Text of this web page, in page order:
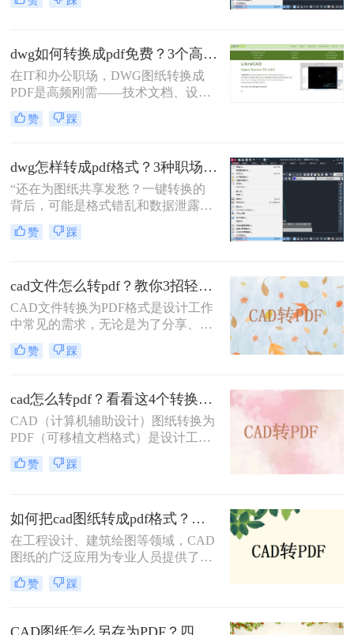
程师在交付文件时最怕听到的一句
防篡改的刚性需求。
dwg如何转换成pdf免费？3个高效精准方法，职场人亲测无坑！
在IT和办公职场，DWG图纸转换成
PDF是高频刚需——技术文档、设计
稿、项目报告常需PDF格式分享或打
印。但市面上多数工具转换不精准
（需装软件、调参数），甚至收费陷
阱频出。作为深耕办公软件测评7年
的小编，我亲测了20+方案，排除
WPS、命令行、迅捷等工具，只聚焦
真正免费、有效、安全的路径。今天
分享3个方法，助你告别“转换焦虑”，
赞 踩
dwg怎样转成pdf格式？3种职场人必备的高效方法，最后一招绝了！
“还在为图纸共享发愁？一键转换的
背后，可能是格式错乱和数据泄露的
双重陷阱。” 作为从业多年的办公软
件测评博主，我见过太多人因选错转
赞 踩
cad文件怎么转pdf？教你3招轻松解决！
CAD文件转换为PDF格式是设计工作
中常见的需求，无论是为了分享、存
档还是打印，PDF格式都能提供高质
量的输出。那么CAD文件怎么转PDF
为PDF的方法。
赞 踩
cad怎么转pdf？看看这4个转换方法！
CAD（计算机辅助设计）图纸转换为
PDF（可移植文档格式）是设计工作
中常见的需求。PDF格式不仅具有良
好的兼容性和可读性，还能有效保护
图纸转换为PDF的高效方法。
赞 踩
如何把cad图纸转成pdf格式？这四种方法轻松转换！
在工程设计、建筑绘图等领域，CAD
图纸的广泛应用为专业人员提供了极
大的便利。然而，有时我们需要将
CAD图纸转换成PDF格式，以便在不
打印。PDF格式因其跨平台性、一致
赞 踩
CAD图纸怎么另存为PDF？四种简单实用的方法推荐